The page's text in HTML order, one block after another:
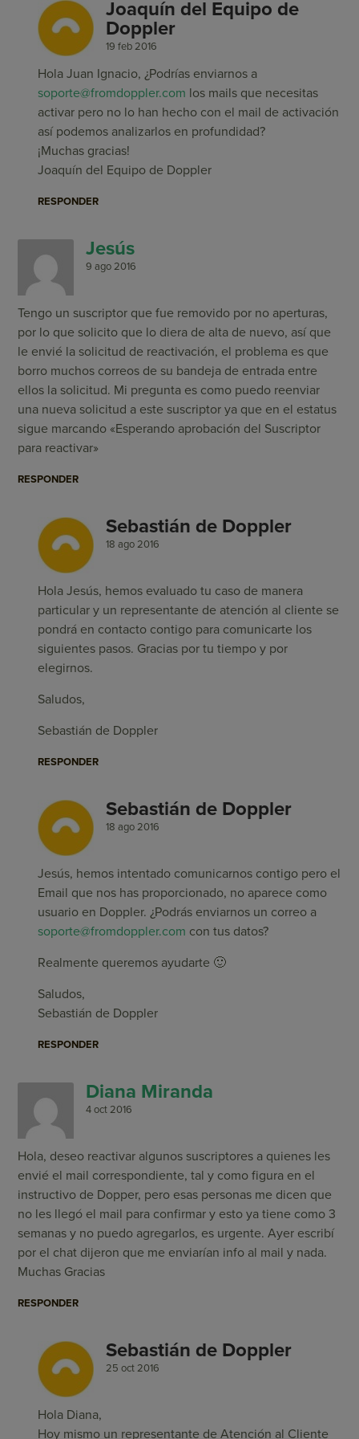
Joaquín del Equipo de
Doppler
19 feb 2016
Hola Juan Ignacio, ¿Podrías enviarnos a
soporte@fromdoppler.com los mails que necesitas
activar pero no lo han hecho con el mail de activación
así podemos analizarlos en profundidad?
¡Muchas gracias!
Joaquín del Equipo de Doppler
RESPONDER
Jesús
9 ago 2016
Tengo un suscriptor que fue removido por no aperturas,
por lo que solicito que lo diera de alta de nuevo, así que
le envié la solicitud de reactivación, el problema es que
borro muchos correos de su bandeja de entrada entre
ellos la solicitud. Mi pregunta es como puedo reenviar
una nueva solicitud a este suscriptor ya que en el estatus
sigue marcando «Esperando aprobación del Suscriptor
para reactivar»
RESPONDER
Sebastián de Doppler
18 ago 2016
Hola Jesús, hemos evaluado tu caso de manera
particular y un representante de atención al cliente se
pondrá en contacto contigo para comunicarte los
siguientes pasos. Gracias por tu tiempo y por
elegirnos.
Saludos,
Sebastián de Doppler
RESPONDER
Sebastián de Doppler
18 ago 2016
Jesús, hemos intentado comunicarnos contigo pero el
Email que nos has proporcionado, no aparece como
usuario en Doppler. ¿Podrás enviarnos un correo a
soporte@fromdoppler.com con tus datos?
Realmente queremos ayudarte 🙂
Saludos,
Sebastián de Doppler
RESPONDER
Diana Miranda
4 oct 2016
Hola, deseo reactivar algunos suscriptores a quienes les
envié el mail correspondiente, tal y como figura en el
instructivo de Dopper, pero esas personas me dicen que
no les llegó el mail para confirmar y esto ya tiene como 3
semanas y no puedo agregarlos, es urgente. Ayer escribí
por el chat dijeron que me enviarían info al mail y nada.
Muchas Gracias
RESPONDER
Sebastián de Doppler
25 oct 2016
Hola Diana,
Hoy mismo un representante de Atención al Cliente